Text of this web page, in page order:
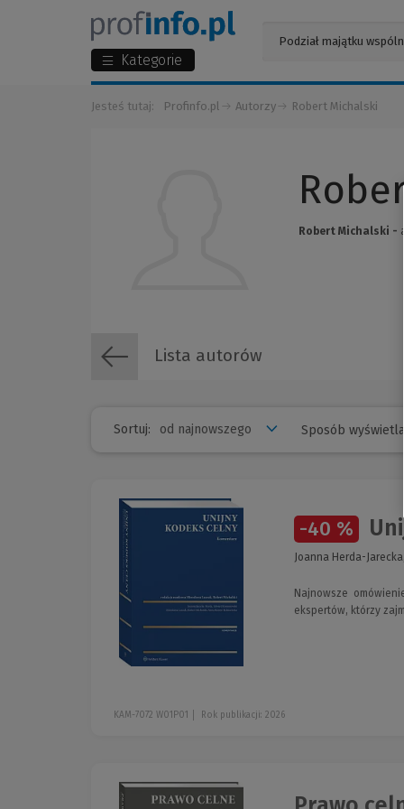
Kategorie
Jesteś tutaj: Profinfo.pl Autorzy Robert Michalski
Robert Michalski -
Lista autorów
Sortuj: Sposób
-40 %
Joanna Herda-
Najnowsze
ekspertów, którzy
KAM-7072 W01P01 Rok publikacji: 2026